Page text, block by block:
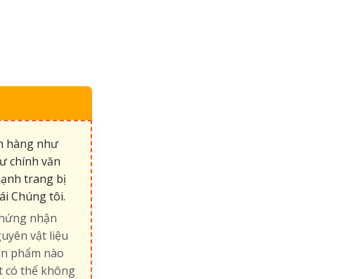
hàng như
chính văn
trang bị
Chúng tôi.
nhận
vật liệu
phẩm nào
có thể không